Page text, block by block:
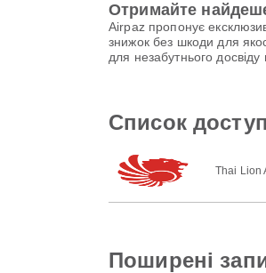
Отримайте
Airpaz пропонує
знижок без шкоди для
для незабутнього
Список
Thai Lion
Поширені